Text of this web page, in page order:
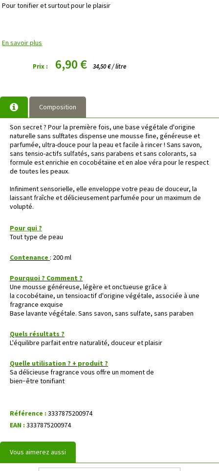
Pour tonifier et surtout pour le plaisir
En savoir plus
Prix : 6,90 € 34,50 € / litre
Composition
Son secret ? Pour la première fois, une base végétale d'origine
naturelle sans sulftates dispense une mousse fine, généreuse et
parfumée, ultra-douce pour la peau et facile à rincer ! Sans savon,
sans tensio-actifs sulfatés, sans parabens et sans colorants, sa
formule est enrichie en cocobétaïne et en aloe véra pour le respect
de toutes les peaux.
Infiniment sensorielle, elle enveloppe votre peau de douceur, la
laissant fraîche et délicieusement parfumée pour un maximum de
volupté.
Pour qui ?
Tout type de peau
Contenance : 200 ml
Pourquoi ? Comment ?
Une mousse généreuse, légère et onctueuse grâce à
la cocobétaine, un tensioactif d'origine végétale, associée à une
fragrance exquise
Base lavante végétale. Sans savon, sans sulfate, sans paraben
Quels résultats ?
L'équilibre parfait entre naturalité, douceur et plaisir
Quelle utilisation ? + produit ?
Sa délicieuse fragrance vous offre un moment de
bien−être tonifiant
Référence : 3337875200974
EAN : 3337875200974
Vous aimerez aussi